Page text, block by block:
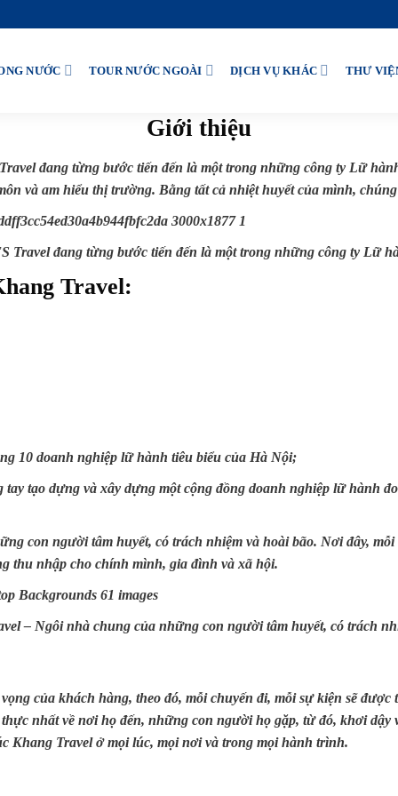
NƯỚC TOUR NƯỚC NGOÀI DỊCH VỤ KHÁC THƯ
Giới thiệu
đang từng bước tiến đến là một trong những công ty Lữ
và am hiểu thị trường. Bằng tất cả nhiệt huyết của mình,
Travel đang từng bước tiến đến là một trong những công ty Lữ
Travel:
10 doanh nghiệp lữ hành tiêu biểu của Hà Nội;
tạo dựng và xây dựng một cộng đồng doanh nghiệp lữ hành
con người tâm huyết, có trách nhiệm và hoài bão. Nơi đây,
thu nhập cho chính mình, gia đình và xã hội.
– Ngôi nhà chung của những con người tâm huyết, có trách
của khách hàng, theo đó, mỗi chuyến đi, mỗi sự kiện sẽ
nhất về nơi họ đến, những con người họ gặp, từ đó, khơi
Khang Travel ở mọi lúc, mọi nơi và trong mọi hành trình.